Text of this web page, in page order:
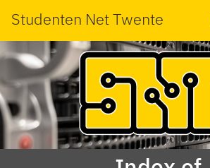
Studenten Net Twente